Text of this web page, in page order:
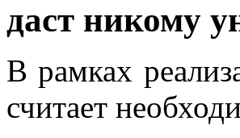
даст никому
В рамках
считает